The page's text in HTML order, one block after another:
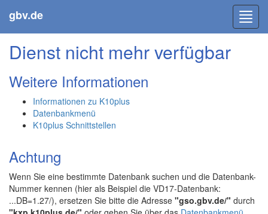
gbv.de
Dienst nicht mehr verfügbar
Weitere Informationen
Informationen zu K10plus
Datenbankmenü
K10plus Schnittstellen
Achtung
Wenn Sie eine bestimmte Datenbank suchen und die Datenbank-
Nummer kennen (hier als Beispiel die VD17-Datenbank:
...DB=1.27/), ersetzen Sie bitte die Adresse "gso.gbv.de/" durch